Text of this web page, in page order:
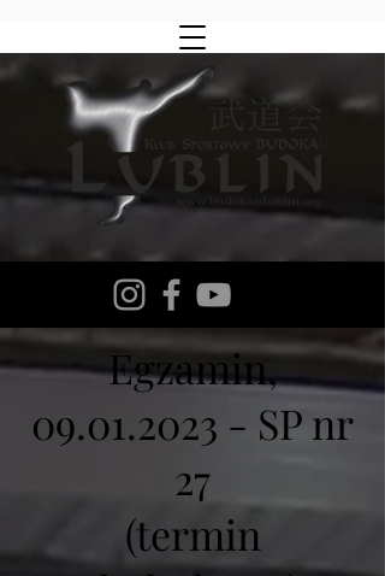
Egzamin,
09.01.2023 - SP nr
27
(termin